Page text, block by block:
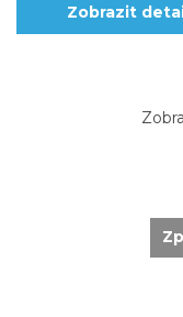
Zobrazit